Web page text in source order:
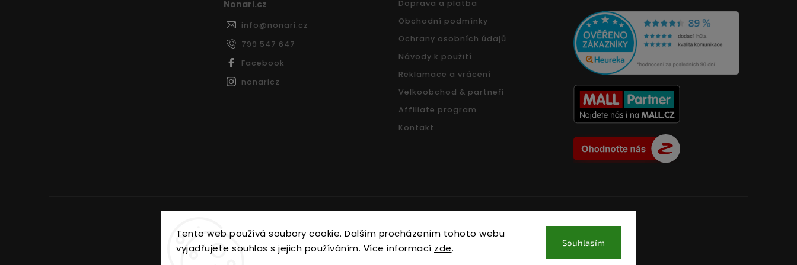
Tento web používá soubory cookie. Dalším procházením tohoto webu
vyjadřujete souhlas s jejich používáním. Více informací zde. Souhlasím
Nonari.cz
info@nonari.cz
799 547 647
Facebook
nonaricz
Doprava a platba
Obchodní podmínky
Ochrany osobních údajů
Návody k použití
Reklamace a vrácení
Velkoobchod & partneři
Affiliate program
Kontakt
Upravit nastavení cookies